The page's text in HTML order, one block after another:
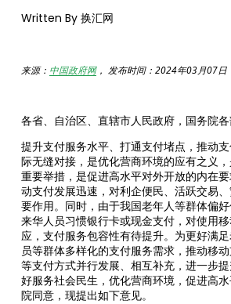
Written By 换汇网
来源： 中国政府网， 发布时间：2024年03月07日
各省、自治区、直辖市人民政府，国务院各
提升支付服务水平、打通支付堵点，推动
际无缝对接，是优化营商环境的应有之义
重要举措，是促进高水平对外开放的内在
动支付发展迅速，对利企便民、活跃交易
要作用。同时，由于我国老年人等群体偏
来华人员习惯银行卡或现金支付，对使用
应，支付服务包容性有待提升。为更好满
员等群体多样化的支付服务需求，推动移
等支付方式并行发展、相互补充，进一步
好服务社会民生，优化营商环境，促进高
院同意，现提出如下意见。